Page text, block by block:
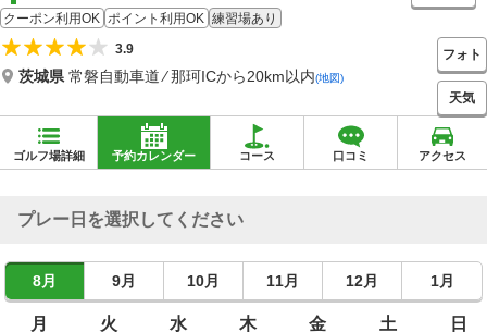
クーポン利用OK ポイント利用OK 練習場あり
3.9
茨城県常磐自動車道 ⁄ 那珂ICから20km以内(地図)
フォト
天気
ゴルフ場詳細 予約カレンダー コース 口コミ アクセス
プレー日を選択してください
8月 9月 10月 11月 12月 1月
月 火 水 木 金 土 日